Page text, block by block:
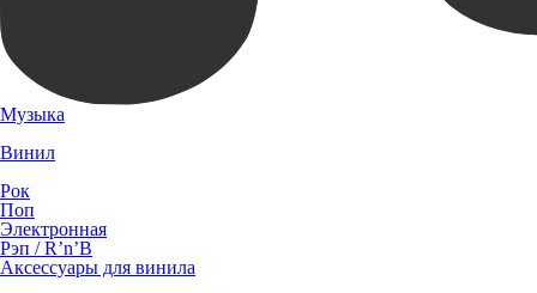
Музыка
Винил
Рок
Поп
Электронная
Рэп / R’n’B
Аксессуары для винила